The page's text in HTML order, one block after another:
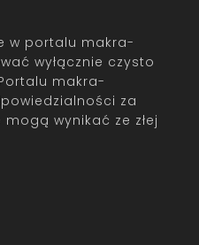
w portalu makra-
wyłącznie czysto
makra-
za
wynikać ze złej